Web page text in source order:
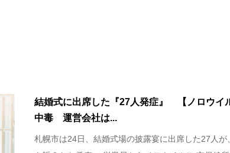
結婚式に出席した『27人発症』 【ノロウイ
中毒 運営会社は...
札幌市は24日、結婚式場の披露宴に出席した27人が